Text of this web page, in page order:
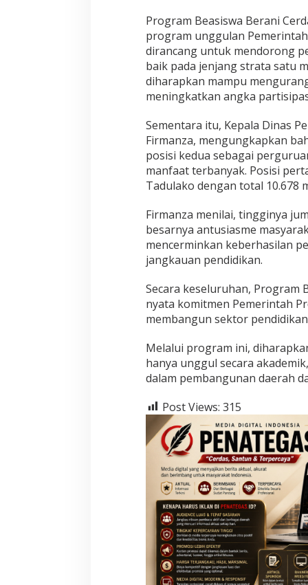
p
a
n
C
m
e
l
a
g
Program Beasiswa Berani
program unggulan
dirancang untuk mendorong
baik pada jenjang strata satu
diharapkan mampu
meningkatkan angka
Sementara itu, Kepala Dinas
Firmanza, mengungkapkan
posisi kedua sebagai
manfaat terbanyak. Posisi
Tadulako dengan total 10.678
Firmanza menilai, tingginya
besarnya antusiasme
mencerminkan keberhasilan
jangkauan pendidikan.
Secara keseluruhan, Program
nyata komitmen Pemerintah
membangun sektor
Melalui program ini,
hanya unggul secara
dalam pembangunan daerah
Post Views: 315